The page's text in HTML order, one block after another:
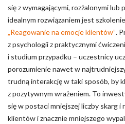
się z wymagającymi, rozżalonymi lub
idealnym rozwiązaniem jest szkolenie
„Reagowanie na emocje klientów”.
z psychologii z praktycznymi
i studium przypadku – uczestnicy
porozumienie nawet w
trudną interakcję w taki sposób, by
z pozytywnym wrażeniem. To
się w postaci mniejszej liczby skarg i
klientów i znacznie mniejszego